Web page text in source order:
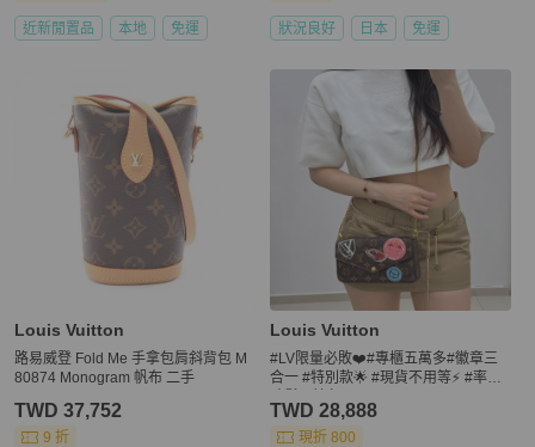
近新閒置品 本地 免運 狀況良好 日本 免運
Louis Vuitton
路易威登 Fold Me 手拿包肩斜背包 M
80874 Monogram 帆布 二手
TWD 37,752
9 折
Louis Vuitton
#LV限量必敗❤️#專櫃五萬多#徽章三
合一 #特別款🌟 #現貨不用等⚡️ #率性
TWD 28,888
現折 800